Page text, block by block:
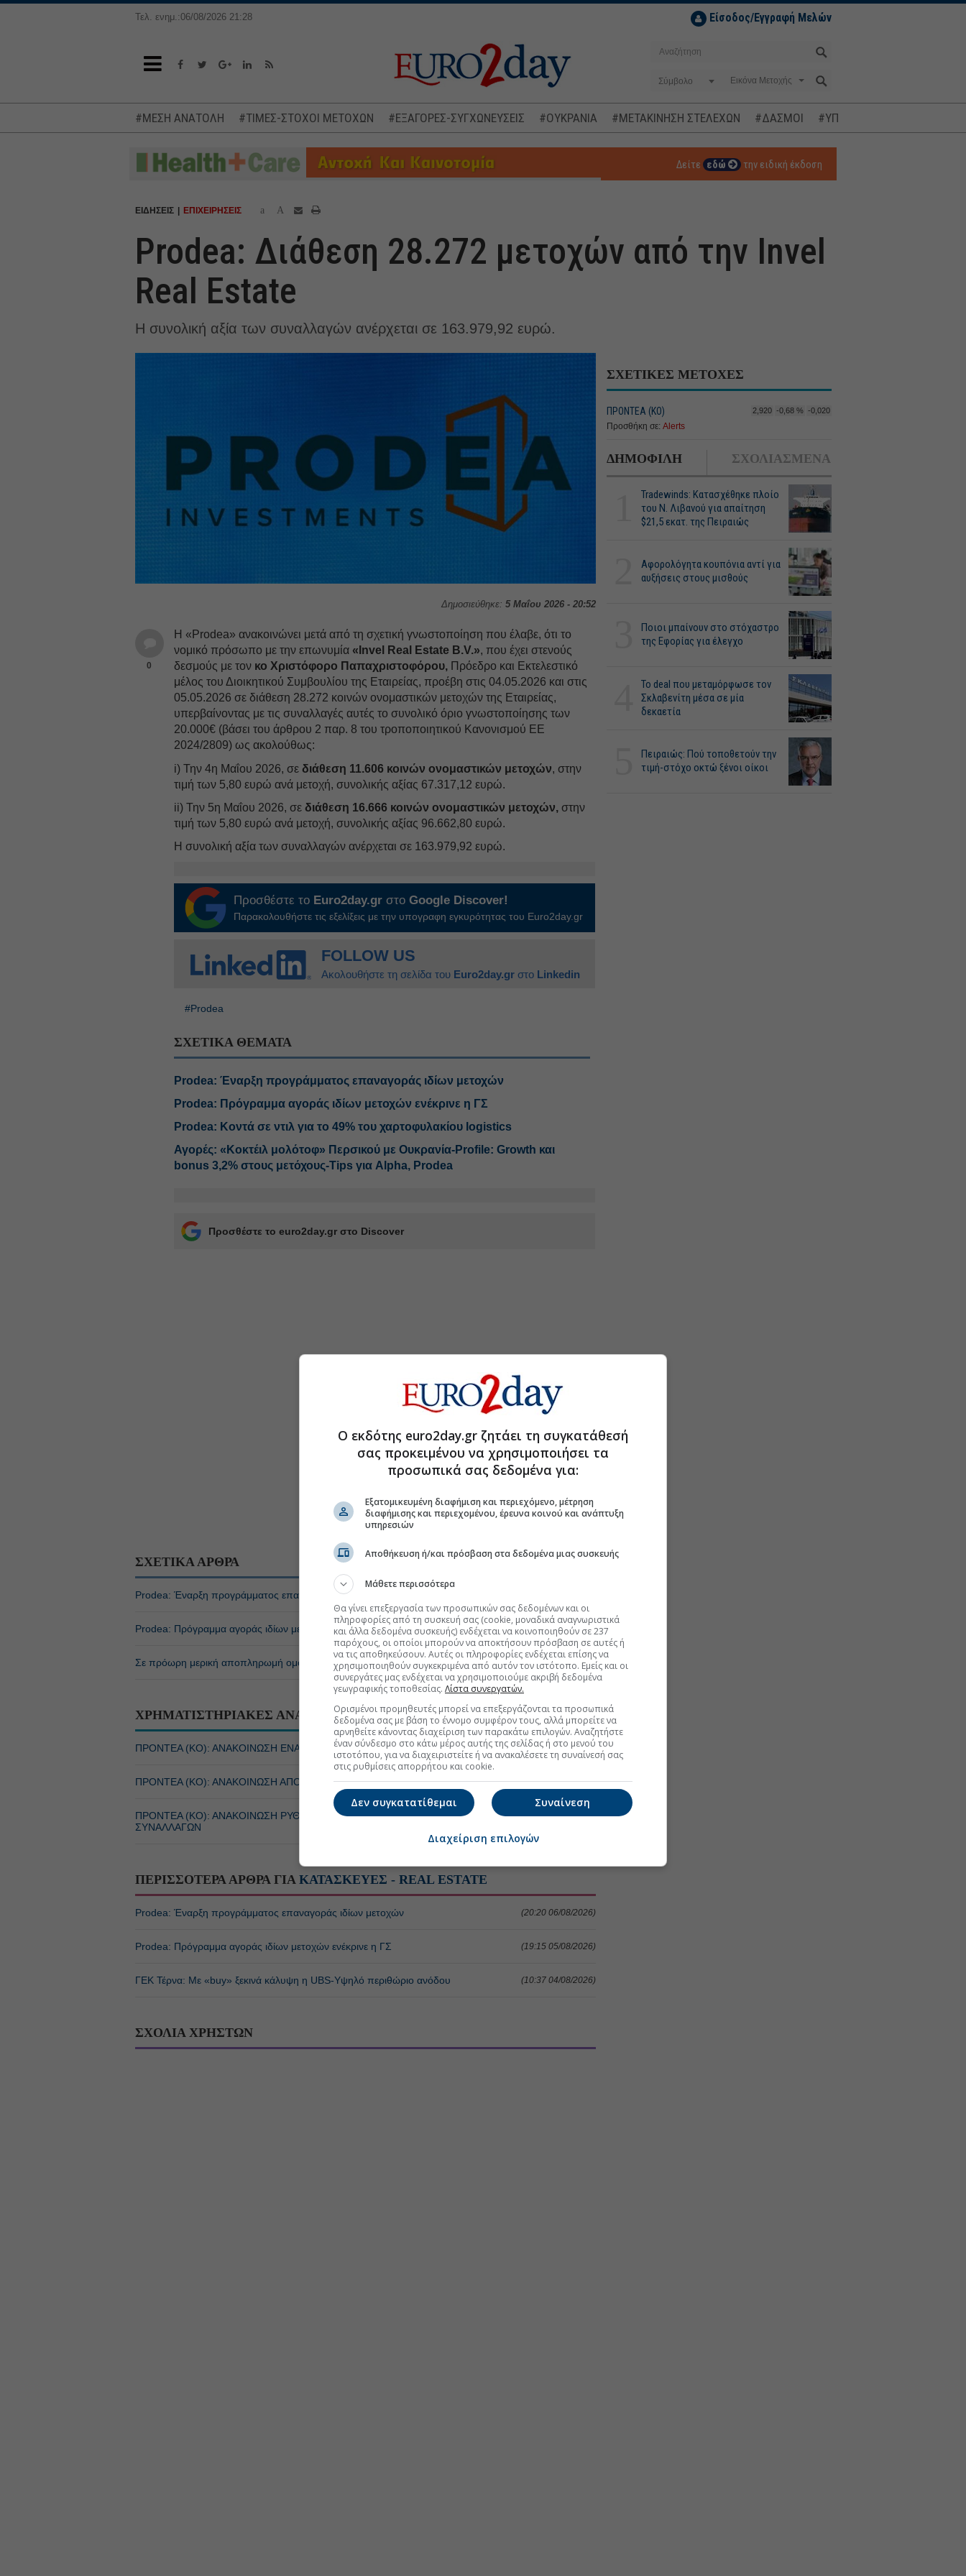
Τελ. ενημ.:06/08/2026 21:28 Είσοδος/Εγγραφή Μελών
Σύμβολο
#ΜΕΣΗ ΑΝΑΤΟΛΗ #ΤΙΜΕΣ-ΣΤΟΧΟΙ ΜΕΤΟΧΩΝ #ΕΞΑΓΟΡΕΣ-ΣΥΓΧΩΝΕΥΣΕΙΣ #ΟΥΚΡΑΝΙΑ #ΜΕΤΑΚΙΝΗΣΗ ΣΤΕΛΕΧΩΝ #ΔΑΣΜΟΙ #ΥΠΟΚΛΟΠΕΣ
Δείτε εδώ την ειδική έκδοση
ΕΙΔΗΣΕΙΣ ΕΠΙΧΕΙΡΗΣΕΙΣ a A
Prodea: Διάθεση 28.272 μετοχών από την Invel
Real Estate
Η συνολική αξία των συναλλαγών ανέρχεται σε 163.979,92 ευρώ.
Δημοσιεύθηκε: 5 Μαΐου 2026 - 20:52
0
Η «Prodea» ανακοινώνει μετά από τη σχετική γνωστοποίηση που έλαβε, ότι το
νομικό πρόσωπο με την επωνυμία «Invel Real Estate B.V.», που έχει στενούς
δεσμούς με τον κο Χριστόφορο Παπαχριστοφόρου, Πρόεδρο και Εκτελεστικό
μέλος του Διοικητικού Συμβουλίου της Εταιρείας, προέβη στις 04.05.2026 και στις
05.05.2026 σε διάθεση 28.272 κοινών ονομαστικών μετοχών της Εταιρείας,
υπερβαίνοντας με τις συναλλαγές αυτές το συνολικό όριο γνωστοποίησης των
20.000€ (βάσει του άρθρου 2 παρ. 8 του τροποποιητικού Κανονισμού ΕΕ
2024/2809) ως ακολούθως:
i) Την 4η Μαΐου 2026, σεδιάθεση 11.606 κοινών ονομαστικών μετοχών, στην
τιμή των 5,80 ευρώ ανά μετοχή, συνολικής αξίας 67.317,12 ευρώ.
ii) Την 5η Μαΐου 2026, σεδιάθεση 16.666 κοινών ονομαστικών μετοχών, στην
τιμή των 5,80 ευρώ ανά μετοχή, συνολικής αξίας 96.662,80 ευρώ.
Η συνολική αξία των συναλλαγών ανέρχεται σε 163.979,92 ευρώ.
Προσθέστε το Euro2day.gr στοGoogle Discover!
Παρακολουθήστε τις εξελίξεις με την υπογραφη εγκυρότητας του Euro2day.gr
FOLLOW US
Ακολουθήστε τη σελίδα του Euro2day.gr στο Linkedin
#Prodea
ΣΧΕΤΙΚΑ ΘΕΜΑΤΑ
Prodea: Έναρξη προγράμματος επαναγοράς ιδίων μετοχών
Prodea: Πρόγραμμα αγοράς ιδίων μετοχών ενέκρινε η ΓΣ
Prodea: Κοντά σε ντιλ για το 49% του χαρτοφυλακίου logistics
Αγορές: «Κοκτέιλ μολότοφ» Περσικού με Ουκρανία-Profile: Growth και
bonus 3,2% στους μετόχους-Tips για Alpha, Prodea
Προσθέστε το euro2day.gr στο Discover
ΣΧΕΤΙΚΕΣ ΜΕΤΟΧΕΣ
ΠΡΟΝΤΕΑ (ΚΟ) 2,920 -0,68 % -0,020
Προσθήκη σε: Alerts
ΔΗΜΟΦΙΛΗ ΣΧΟΛΙΑΣΜΕΝΑ
Tradewinds: Κατασχέθηκε πλοίο
του Ν. Λιβανού για απαίτηση
$21,5 εκατ. της Πειραιώς
Αφορολόγητα κουπόνια αντί για
αυξήσεις στους μισθούς
Ποιοι μπαίνουν στο στόχαστρο
της Εφορίας για έλεγχο
Το deal που μεταμόρφωσε τον
Σκλαβενίτη μέσα σε μία
δεκαετία
Πειραιώς: Πού τοποθετούν την
τιμή-στόχο οκτώ ξένοι οίκοι
ΣΧΕΤΙΚΑ ΑΡΘΡΑ Περισσότερα για τη Μετοχή
Prodea: Έναρξη προγράμματος επαναγοράς ιδίων μετοχών
Prodea: Πρόγραμμα αγοράς ιδίων μετοχών ενέκρινε η ΓΣ (19:15 05/08/2026)
Σε πρόωρη μερική αποπληρωμή ομολόγου ύψους 120 εκατ. προχωράει η Prodea (19:30 16/07/2026)
ΧΡΗΜΑΤΙΣΤΗΡΙΑΚΕΣ ΑΝΑΚΟΙΝΩΣΕΙΣ Περισσότερα για τη Μετοχή
ΠΡΟΝΤΕΑ (ΚΟ): ΑΝΑΚΟΙΝΩΣΗ ΕΝΑΡΞΗΣ ΠΡΟΓΡΑΜΜΑΤΟΣ ΕΠΑΝΑΓΟΡΑΣ ΙΔΙΩΝ ΜΕΤΟΧΩΝ
(19:36 06/08/2026)
ΠΡΟΝΤΕΑ (ΚΟ): ΑΝΑΚΟΙΝΩΣΗ ΑΠΟΦΑΣΕΩΝ ΓΕΝΙΚΗΣ ΣΥΝΕΛΕΥΣΗΣ (19:15 05/08/2026)
ΠΡΟΝΤΕΑ (ΚΟ): ΑΝΑΚΟΙΝΩΣΗ ΡΥΘΜΙΖΟΜΕΝΗΣ ΠΛΗΡΟΦΟΡΙΑΣ - ΓΝΩΣΤΟΠΟΙΗΣΗ
ΣΥΝΑΛΛΑΓΩΝ
ΠΕΡΙΣΣΟΤΕΡΑ ΑΡΘΡΑ ΓΙΑ ΚΑΤΑΣΚΕΥΕΣ - REAL ESTATE
Prodea: Έναρξη προγράμματος επαναγοράς ιδίων μετοχών (20:20 06/08/2026)
Prodea: Πρόγραμμα αγοράς ιδίων μετοχών ενέκρινε η ΓΣ (19:15 05/08/2026)
ΓΕΚ Τέρνα: Με «buy» ξεκινά κάλυψη η UBS-Υψηλό περιθώριο ανόδου (10:37 04/08/2026)
ΣΧΟΛΙΑ ΧΡΗΣΤΩΝ
Ο εκδότης euro2day.gr ζητάει τη συγκατάθεσή
σας προκειμένου να χρησιμοποιήσει τα
προσωπικά σας δεδομένα για:
Εξατομικευμένη διαφήμιση και περιεχόμενο, μέτρηση
διαφήμισης και περιεχομένου, έρευνα κοινού και ανάπτυξη
υπηρεσιών
Αποθήκευση ή/και πρόσβαση στα δεδομένα μιας συσκευής
Μάθετε περισσότερα
Θα γίνει επεξεργασία των προσωπικών σας δεδομένων και οι
πληροφορίες από τη συσκευή σας (cookie, μοναδικά αναγνωριστικά
και άλλα δεδομένα συσκευής) ενδέχεται να κοινοποιηθούν σε 237
παρόχους, οι οποίοι μπορούν να αποκτήσουν πρόσβαση σε αυτές ή
να τις αποθηκεύσουν. Αυτές οι πληροφορίες ενδέχεται επίσης να
χρησιμοποιηθούν συγκεκριμένα από αυτόν τον ιστότοπο. Εμείς και οι
συνεργάτες μας ενδέχεται να χρησιμοποιούμε ακριβή δεδομένα
γεωγραφικής τοποθεσίας. Λίστα συνεργατών.
Ορισμένοι προμηθευτές μπορεί να επεξεργάζονται τα προσωπικά
δεδομένα σας με βάση το έννομο συμφέρον τους, αλλά μπορείτε να
αρνηθείτε κάνοντας διαχείριση των παρακάτω επιλογών. Αναζητήστε
έναν σύνδεσμο στο κάτω μέρος αυτής της σελίδας ή στο μενού του
ιστοτόπου, για να διαχειριστείτε ή να ανακαλέσετε τη συναίνεσή σας
στις ρυθμίσεις απορρήτου και cookie.
Συναίνεση
Δεν συγκατατίθεμαι
Διαχείριση επιλογών